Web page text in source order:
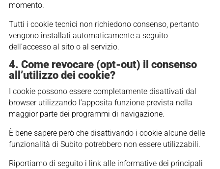
momento.
Tutti i cookie tecnici non richiedono consenso, pertanto
vengono installati automaticamente a seguito
dell’accesso al sito o al servizio.
4. Come revocare (opt-out) il consenso
all’utilizzo dei cookie?
I cookie possono essere completamente disattivati dal
browser utilizzando l’apposita funzione prevista nella
maggior parte dei programmi di navigazione.
È bene sapere però che disattivando i cookie alcune delle
funzionalità di Subito potrebbero non essere utilizzabili.
Riportiamo di seguito i link alle informative dei principali